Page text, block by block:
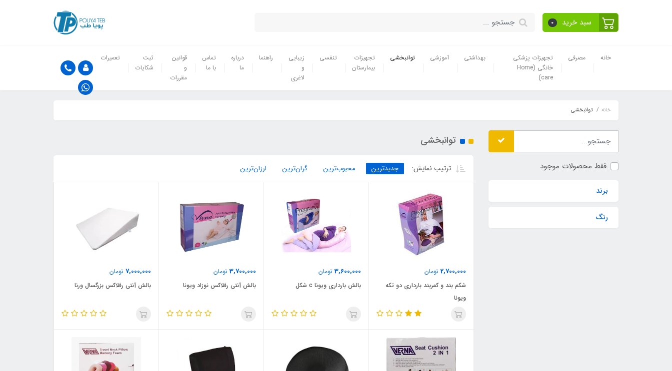
سبد خرید 0
خانه مصرفی
تجهیزات پزشکی
خانگی (Home
care)
بهداشتی آموزشی توانبخشی
تجهیزات
بیمارستان
تنفسی
زیبایی
و
لاغری
راهنما
درباره
ما
تماس
با ما
قوانین
و
مقررات
ثبت
شکایات
تعمیرات
خانه توانبخشی
فقط محصولات موجود
برند
رنگ
توانبخشی
ترتیب نمایش: جدیدترین محبوب‌ترین گران‌ترین ارزان‌ترین
2,700,000 تومان
شکم بند و کمربند بارداری دو تکه
ویونا
3,600,000 تومان
بالش بارداری ویونا c شکل
3,700,000 تومان
بالش آنتی رفلاکس نوزاد ویونا
7,000,000 تومان
بالش آنتی رفلاکس بزرگسال ورنا